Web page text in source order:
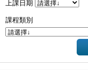
上課日期
課程類別